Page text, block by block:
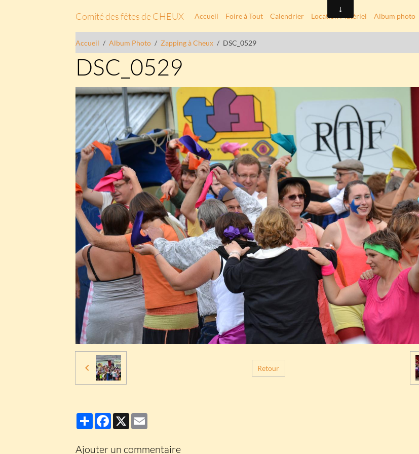
Comité des fêtes de CHEUX Accueil Foire à Tout Calendrier Location Matériel Album photo
Accueil Album Photo Zapping à Cheux DSC_0529
DSC_0529
Retour
PartagerFacebook
X
Ajouter un commentaire